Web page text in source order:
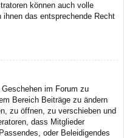
können auch volle
ihnen das entsprechende Recht
im Forum zu
Bereich Beiträge zu ändern
zu öffnen, zu verschieben und
dass Mitglieder
oder Beleidigendes